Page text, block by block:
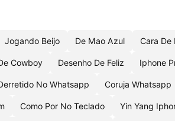
Jogando Beijo De Mao Azul Cara De
Cowboy Desenho De Feliz Iphone
No Whatsapp Coruja Whatsapp
Como Por No Teclado Yin Yang